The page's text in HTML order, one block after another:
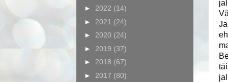
► 2022 (14)
► 2021 (24)
► 2020 (24)
► 2019 (37)
► 2018 (67)
► 2017 (80)